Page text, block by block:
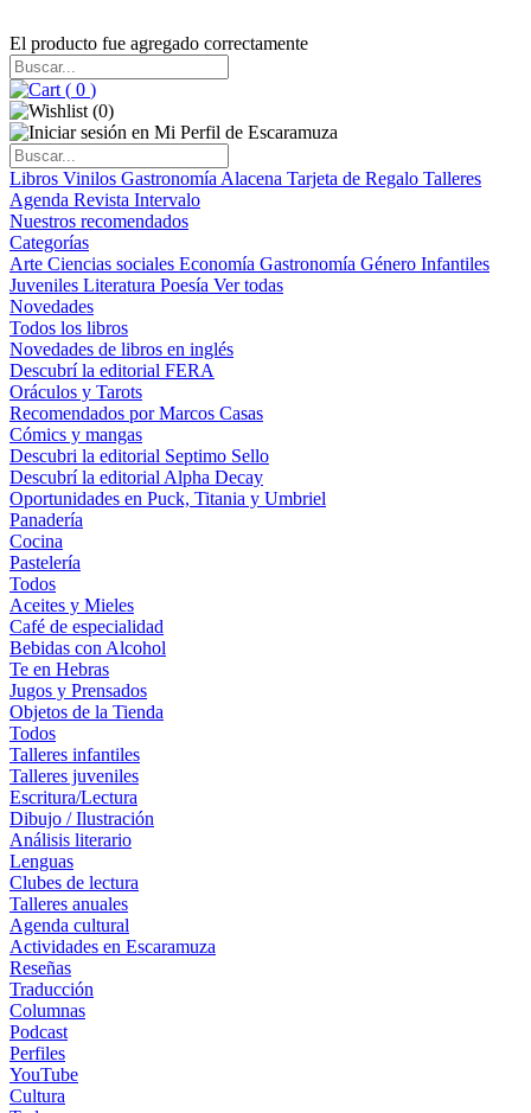
El producto fue agregado correctamente
( 0 )
(0)
Libros Vinilos Gastronomía Alacena Tarjeta de Regalo Talleres
Agenda Revista Intervalo
Nuestros recomendados
Categorías
Arte Ciencias sociales Economía Gastronomía Género Infantiles
Juveniles Literatura Poesía Ver todas
Novedades
Todos los libros
Novedades de libros en inglés
Descubrí la editorial FERA
Oráculos y Tarots
Recomendados por Marcos Casas
Cómics y mangas
Descubri la editorial Septimo Sello
Descubrí la editorial Alpha Decay
Oportunidades en Puck, Titania y Umbriel
Panadería
Cocina
Pastelería
Todos
Aceites y Mieles
Café de especialidad
Bebidas con Alcohol
Te en Hebras
Jugos y Prensados
Objetos de la Tienda
Todos
Talleres infantiles
Talleres juveniles
Escritura/Lectura
Dibujo / Ilustración
Análisis literario
Lenguas
Clubes de lectura
Talleres anuales
Agenda cultural
Actividades en Escaramuza
Reseñas
Traducción
Columnas
Podcast
Perfiles
YouTube
Cultura